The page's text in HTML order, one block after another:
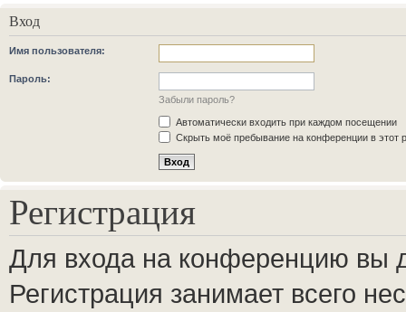
Вход
Имя пользователя:
Пароль:
Забыли пароль?
Автоматически входить при каждом посещении
Скрыть моё пребывание на конференции в этот
Регистрация
Для входа на конференцию вы
Регистрация занимает всего